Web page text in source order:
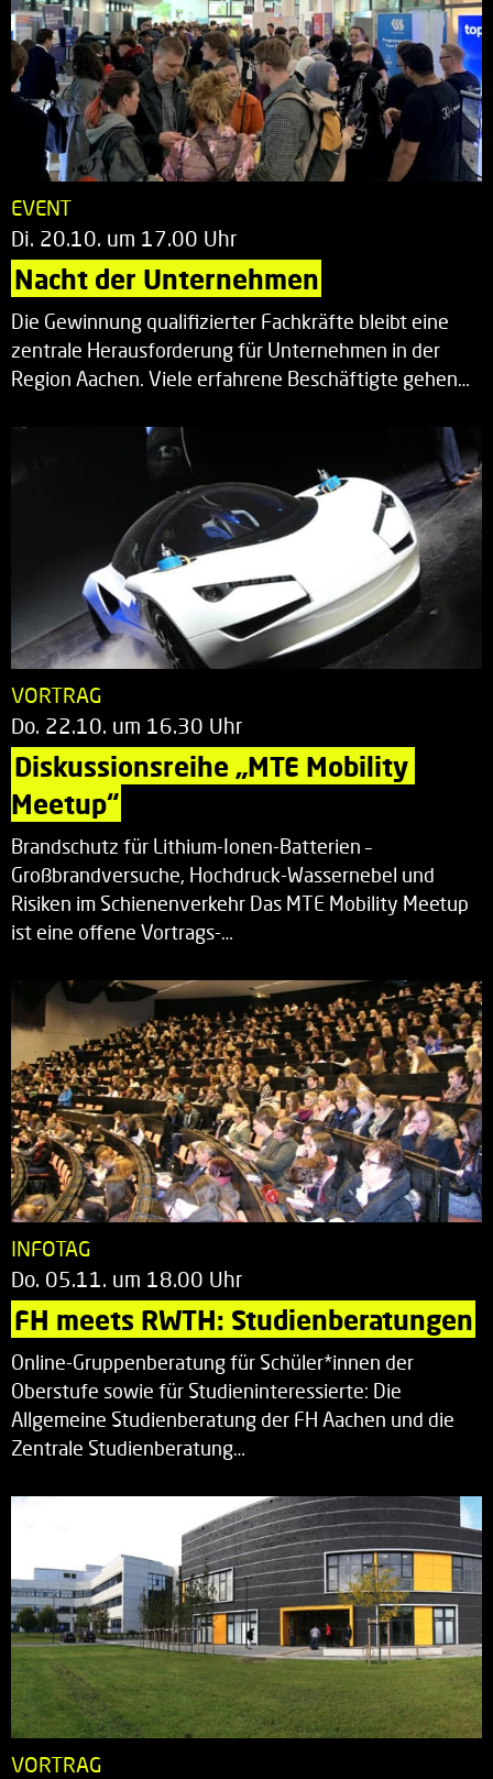
EVENT
Di. 20.10. um 17.00 Uhr
Nacht der Unternehmen
Die Gewinnung qualifizierter Fachkräfte bleibt eine
zentrale Herausforderung für Unternehmen in der
Region Aachen. Viele erfahrene Beschäftigte gehen…
VORTRAG
Do. 22.10. um 16.30 Uhr
Diskussionsreihe „MTE Mobility
Meetup“
Brandschutz für Lithium-Ionen-Batterien –
Großbrandversuche, Hochdruck-Wassernebel und
Risiken im Schienenverkehr Das MTE Mobility Meetup
ist eine offene Vortrags-…
INFOTAG
Do. 05.11. um 18.00 Uhr
FH meets RWTH: Studienberatungen
Online-Gruppenberatung für Schüler*innen der
Oberstufe sowie für Studieninteressierte: Die
Allgemeine Studienberatung der FH Aachen und die
Zentrale Studienberatung…
VORTRAG